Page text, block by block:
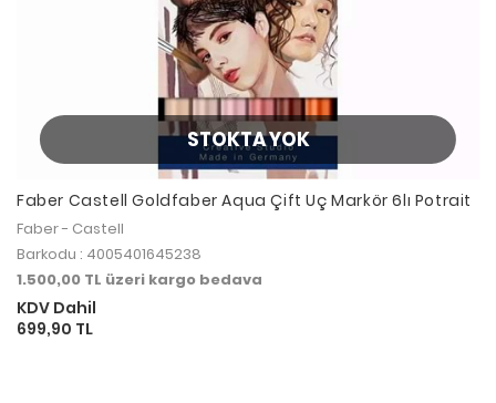
STOKTA YOK
Faber Castell Goldfaber Aqua Çift Uç Markör 6lı Potrait
Faber - Castell
Barkodu : 4005401645238
1.500,00 TL üzeri kargo bedava
KDV Dahil
699,90 TL